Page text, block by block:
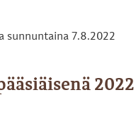
sunnuntaina 7.8.2022
2022